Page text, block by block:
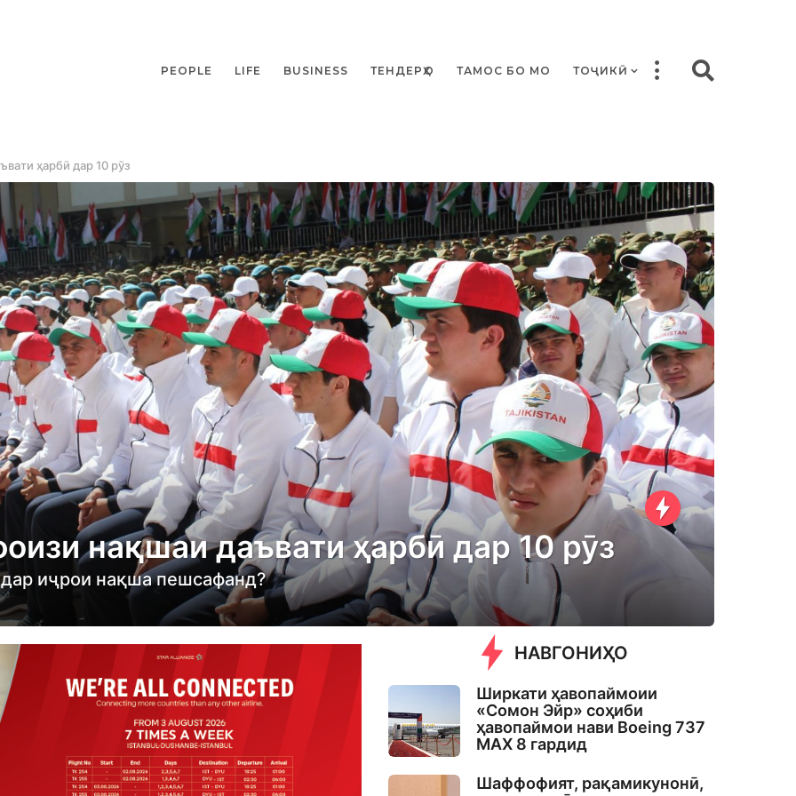
PEOPLE LIFE BUSINESS ТЕНДЕРҲО ТАМОС БО МО ТОҶИКӢ
ҳарбӣ дар 10 рӯз
нақшаи даъвати ҳарбӣ дар 10 рӯз
иҷрои нақша пешсафанд?
НАВГОНИҲО
Ширкати ҳавопаймоии
«Сомон Эйр» соҳиби
ҳавопаймои нави Boeing 737
MAX 8 гардид
Шаффофият, рақамикунонӣ,